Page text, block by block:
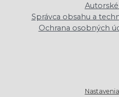
Správca obsahu a
Ochrana osobných